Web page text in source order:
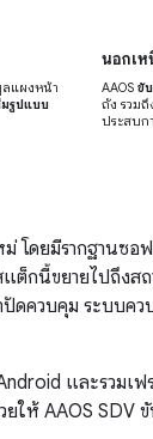
ลแผงหน้า
มรูปแบบ
นอกเห
AAOS ขั
ถัง รวมถึ
ประสบก
ดยมีรากฐานซอ
กนี้ขยายไปถึงส
ควบคุม ระบบคว
และรวมเฟ
ยให้ AAOS SDV